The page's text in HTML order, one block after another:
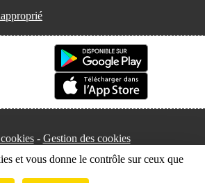
Gestion des cookies
et vous donne le contrôle sur ceux que